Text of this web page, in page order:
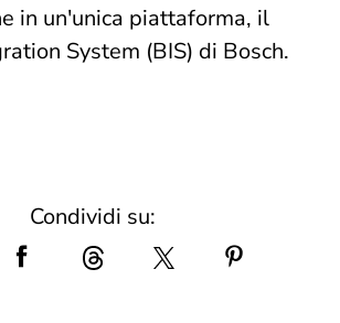
in un'unica piattaforma, il
System (BIS) di Bosch.
Condividi su: